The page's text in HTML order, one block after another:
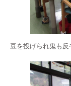
豆を投げられ鬼も反